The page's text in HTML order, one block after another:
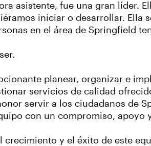
asistente, fue una gran líder.
iniciar o desarrollar.
en el área de Springfield
planear, organizar e
servicios de calidad
servir a los ciudadanos de
con un compromiso, apoyo
crecimiento y el éxito de este